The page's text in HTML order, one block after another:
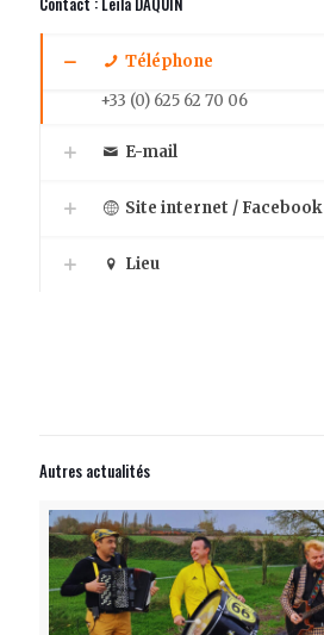
Téléphone
+33 (0) 625 62 70 06
E-mail
Site internet / Facebook
Lieu
Autres actualités